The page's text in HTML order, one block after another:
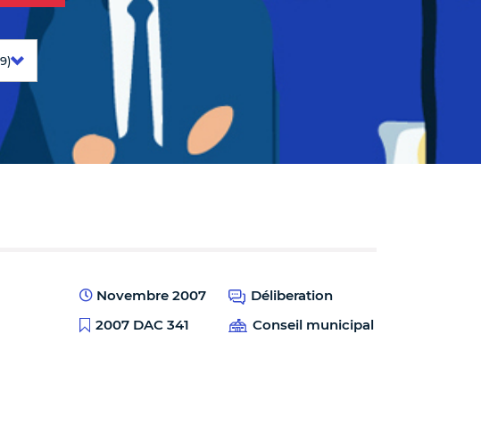
Novembre 2007
Déliberation
2007 DAC 341
Conseil municipal